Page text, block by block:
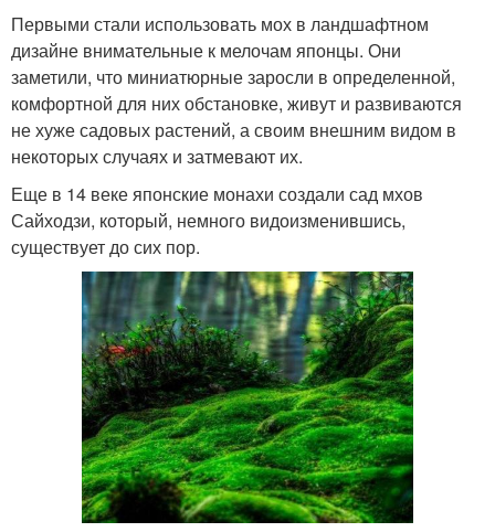
Первыми стали использовать мох в ландшафтном
дизайне внимательные к мелочам японцы. Они
заметили, что миниатюрные заросли в определенной,
комфортной для них обстановке, живут и развиваются
не хуже садовых растений, а своим внешним видом в
некоторых случаях и затмевают их.
Еще в 14 веке японские монахи создали сад мхов
Сайходзи, который, немного видоизменившись,
существует до сих пор.